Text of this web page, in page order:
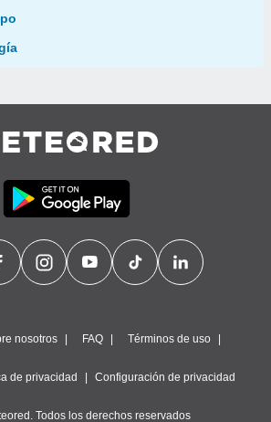
nosotros FAQ Términos de uso
de privacidad Configuración de privacidad
Todos los derechos reservados